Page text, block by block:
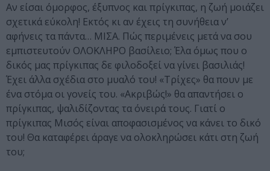
Αν είσαι όμορφος, έξυπνος και πρίγκιπας, η ζωή μοιάζει
σχετικά εύκολη! Εκτός κι αν έχεις τη συνήθεια ν’
αφήνεις τα πάντα… ΜΙΣΑ. Πώς περιμένεις μετά να σου
εμπιστευτούν ΟΛΟΚΛΗΡΟ βασίλειο; Έλα όμως που ο
δικός μας πρίγκιπας δε φιλοδοξεί να γίνει βασιλιάς!
Έχει άλλα σχέδια στο μυαλό του! «Τρίχες» θα πουν με
ένα στόμα οι γονείς του. «Ακριβώς!» θα απαντήσει ο
πρίγκιπας, ψαλιδίζοντας τα όνειρά τους. Γιατί ο
πρίγκιπας Μισός είναι αποφασισμένος να κάνει το δικό
του! Θα καταφέρει άραγε να ολοκληρώσει κάτι στη ζωή
του;